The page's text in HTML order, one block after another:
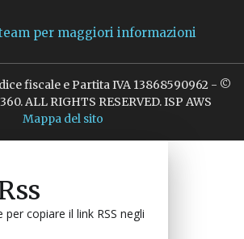
per maggiori informazioni
fiscale e Partita IVA 13868590962 - ©
ALL RIGHTS RESERVED. ISP AWS
Mappa del sito
per copiare il link RSS negli